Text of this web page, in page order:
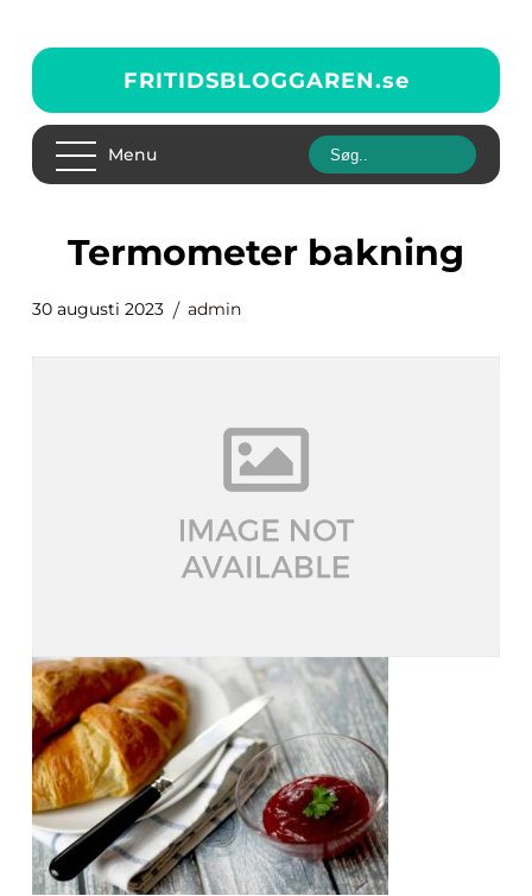
FRITIDSBLOGGAREN.se
Menu
termometer bakning
30 augusti 2023 admin